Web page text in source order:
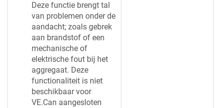
Deze functie brengt tal
van problemen onder de
aandacht; zoals gebrek
aan brandstof of een
mechanische of
elektrische fout bij het
aggregaat. Deze
functionaliteit is niet
beschikbaar voor
VE.Can aangesloten